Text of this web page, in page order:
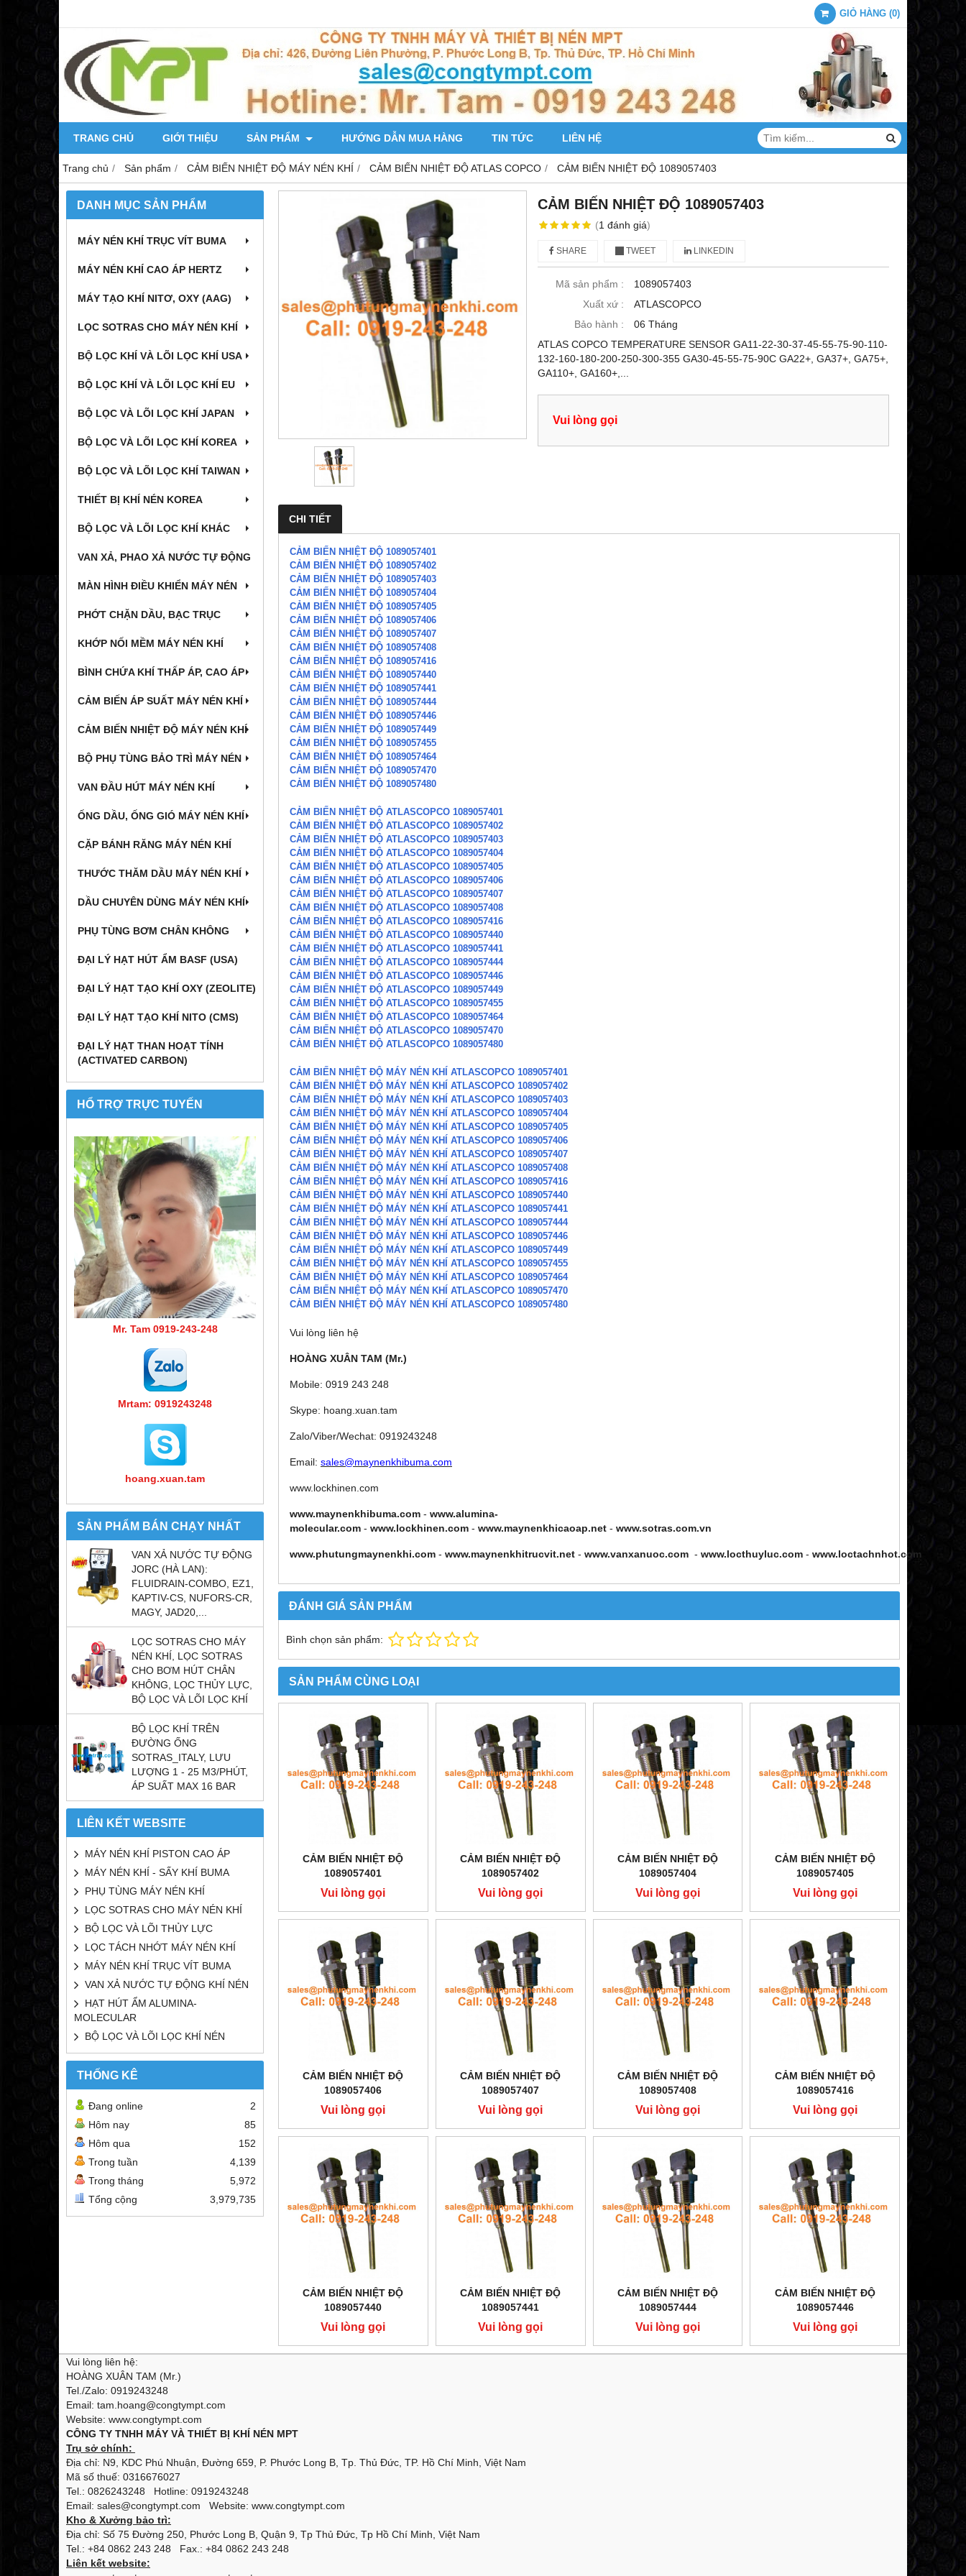
GIỎ HÀNG (0)
TRANG CHỦ GIỚI THIỆU SẢN PHẨM HƯỚNG DẪN MUA HÀNG TIN TỨC LIÊN HỆ
Trang chủ Sản phẩm CẢM BIẾN NHIỆT ĐỘ MÁY NÉN KHÍ CẢM BIẾN NHIỆT ĐỘ ATLAS COPCO CẢM BIẾN NHIỆT ĐỘ 1089057403
DANH MỤC SẢN PHẨM
MÁY NÉN KHÍ TRỤC VÍT BUMA
MÁY NÉN KHÍ CAO ÁP HERTZ
MÁY TẠO KHÍ NITƠ, OXY (AAG)
LỌC SOTRAS CHO MÁY NÉN KHÍ
BỘ LỌC KHÍ VÀ LÕI LỌC KHÍ USA
BỘ LỌC KHÍ VÀ LÕI LỌC KHÍ EU
BỘ LỌC VÀ LÕI LỌC KHÍ JAPAN
BỘ LỌC VÀ LÕI LỌC KHÍ KOREA
BỘ LỌC VÀ LÕI LỌC KHÍ TAIWAN
THIẾT BỊ KHÍ NÉN KOREA
BỘ LỌC VÀ LÕI LỌC KHÍ KHÁC
VAN XẢ, PHAO XẢ NƯỚC TỰ ĐỘNG
MÀN HÌNH ĐIỀU KHIỂN MÁY NÉN
PHỚT CHẶN DẦU, BẠC TRỤC
KHỚP NỐI MỀM MÁY NÉN KHÍ
BÌNH CHỨA KHÍ THẤP ÁP, CAO ÁP
CẢM BIẾN ÁP SUẤT MÁY NÉN KHÍ
CẢM BIẾN NHIỆT ĐỘ MÁY NÉN KHÍ
BỘ PHỤ TÙNG BẢO TRÌ MÁY NÉN
VAN ĐẦU HÚT MÁY NÉN KHÍ
ỐNG DẦU, ỐNG GIÓ MÁY NÉN KHÍ
CẶP BÁNH RĂNG MÁY NÉN KHÍ
THƯỚC THĂM DẦU MÁY NÉN KHÍ
DẦU CHUYÊN DÙNG MÁY NÉN KHÍ
PHỤ TÙNG BƠM CHÂN KHÔNG
ĐẠI LÝ HẠT HÚT ẨM BASF (USA)
ĐẠI LÝ HẠT TẠO KHÍ OXY (ZEOLITE)
ĐẠI LÝ HẠT TẠO KHÍ NITO (CMS)
ĐẠI LÝ HẠT THAN HOẠT TÍNH
(ACTIVATED CARBON)
HỔ TRỢ TRỰC TUYẾN
Mr. Tam 0919-243-248
Mrtam: 0919243248
hoang.xuan.tam
SẢN PHẨM BÁN CHẠY NHẤT
VAN XẢ NƯỚC TỰ ĐỘNG
JORC (HÀ LAN):
FLUIDRAIN-COMBO, EZ1,
KAPTIV-CS, NUFORS-CR,
MAGY, JAD20,...
LỌC SOTRAS CHO MÁY
NÉN KHÍ, LỌC SOTRAS
CHO BƠM HÚT CHÂN
KHÔNG, LỌC THỦY LỰC,
BỘ LỌC VÀ LÕI LỌC KHÍ
BỘ LỌC KHÍ TRÊN
ĐƯỜNG ỐNG
SOTRAS_ITALY, LƯU
LƯỢNG 1 - 25 M3/PHÚT,
ÁP SUẤT MAX 16 BAR
LIÊN KẾT WEBSITE
MÁY NÉN KHÍ PISTON CAO ÁP
MÁY NÉN KHÍ - SẤY KHÍ BUMA
PHỤ TÙNG MÁY NÉN KHÍ
LỌC SOTRAS CHO MÁY NÉN KHÍ
BỘ LỌC VÀ LÕI THỦY LỰC
LỌC TÁCH NHỚT MÁY NÉN KHÍ
MÁY NÉN KHÍ TRỤC VÍT BUMA
VAN XẢ NƯỚC TỰ ĐỘNG KHÍ NÉN
HẠT HÚT ẨM ALUMINA-
MOLECULAR
BỘ LỌC VÀ LÕI LỌC KHÍ NÉN
THỐNG KÊ
Đang online
2
Hôm nay
85
Hôm qua
152
Trong tuần
4,139
Trong tháng
5,972
Tổng cộng
3,979,735
CẢM BIẾN NHIỆT ĐỘ 1089057403
(1 đánh giá)
SHARE TWEET LINKEDIN
Mã sản phẩm :
1089057403
Xuất xứ :
ATLASCOPCO
Bảo hành :
06 Tháng
ATLAS COPCO TEMPERATURE SENSOR GA11-22-30-37-45-55-75-90-110-
132-160-180-200-250-300-355 GA30-45-55-75-90C GA22+, GA37+, GA75+,
GA110+, GA160+,...
Vui lòng gọi
CHI TIẾT
CẢM BIẾN NHIỆT ĐỘ 1089057401
CẢM BIẾN NHIỆT ĐỘ 1089057402
CẢM BIẾN NHIỆT ĐỘ 1089057403
CẢM BIẾN NHIỆT ĐỘ 1089057404
CẢM BIẾN NHIỆT ĐỘ 1089057405
CẢM BIẾN NHIỆT ĐỘ 1089057406
CẢM BIẾN NHIỆT ĐỘ 1089057407
CẢM BIẾN NHIỆT ĐỘ 1089057408
CẢM BIẾN NHIỆT ĐỘ 1089057416
CẢM BIẾN NHIỆT ĐỘ 1089057440
CẢM BIẾN NHIỆT ĐỘ 1089057441
CẢM BIẾN NHIỆT ĐỘ 1089057444
CẢM BIẾN NHIỆT ĐỘ 1089057446
CẢM BIẾN NHIỆT ĐỘ 1089057449
CẢM BIẾN NHIỆT ĐỘ 1089057455
CẢM BIẾN NHIỆT ĐỘ 1089057464
CẢM BIẾN NHIỆT ĐỘ 1089057470
CẢM BIẾN NHIỆT ĐỘ 1089057480
CẢM BIẾN NHIỆT ĐỘ ATLASCOPCO 1089057401
CẢM BIẾN NHIỆT ĐỘ ATLASCOPCO 1089057402
CẢM BIẾN NHIỆT ĐỘ ATLASCOPCO 1089057403
CẢM BIẾN NHIỆT ĐỘ ATLASCOPCO 1089057404
CẢM BIẾN NHIỆT ĐỘ ATLASCOPCO 1089057405
CẢM BIẾN NHIỆT ĐỘ ATLASCOPCO 1089057406
CẢM BIẾN NHIỆT ĐỘ ATLASCOPCO 1089057407
CẢM BIẾN NHIỆT ĐỘ ATLASCOPCO 1089057408
CẢM BIẾN NHIỆT ĐỘ ATLASCOPCO 1089057416
CẢM BIẾN NHIỆT ĐỘ ATLASCOPCO 1089057440
CẢM BIẾN NHIỆT ĐỘ ATLASCOPCO 1089057441
CẢM BIẾN NHIỆT ĐỘ ATLASCOPCO 1089057444
CẢM BIẾN NHIỆT ĐỘ ATLASCOPCO 1089057446
CẢM BIẾN NHIỆT ĐỘ ATLASCOPCO 1089057449
CẢM BIẾN NHIỆT ĐỘ ATLASCOPCO 1089057455
CẢM BIẾN NHIỆT ĐỘ ATLASCOPCO 1089057464
CẢM BIẾN NHIỆT ĐỘ ATLASCOPCO 1089057470
CẢM BIẾN NHIỆT ĐỘ ATLASCOPCO 1089057480
CẢM BIẾN NHIỆT ĐỘ MÁY NÉN KHÍ ATLASCOPCO 1089057401
CẢM BIẾN NHIỆT ĐỘ MÁY NÉN KHÍ ATLASCOPCO 1089057402
CẢM BIẾN NHIỆT ĐỘ MÁY NÉN KHÍ ATLASCOPCO 1089057403
CẢM BIẾN NHIỆT ĐỘ MÁY NÉN KHÍ ATLASCOPCO 1089057404
CẢM BIẾN NHIỆT ĐỘ MÁY NÉN KHÍ ATLASCOPCO 1089057405
CẢM BIẾN NHIỆT ĐỘ MÁY NÉN KHÍ ATLASCOPCO 1089057406
CẢM BIẾN NHIỆT ĐỘ MÁY NÉN KHÍ ATLASCOPCO 1089057407
CẢM BIẾN NHIỆT ĐỘ MÁY NÉN KHÍ ATLASCOPCO 1089057408
CẢM BIẾN NHIỆT ĐỘ MÁY NÉN KHÍ ATLASCOPCO 1089057416
CẢM BIẾN NHIỆT ĐỘ MÁY NÉN KHÍ ATLASCOPCO 1089057440
CẢM BIẾN NHIỆT ĐỘ MÁY NÉN KHÍ ATLASCOPCO 1089057441
CẢM BIẾN NHIỆT ĐỘ MÁY NÉN KHÍ ATLASCOPCO 1089057444
CẢM BIẾN NHIỆT ĐỘ MÁY NÉN KHÍ ATLASCOPCO 1089057446
CẢM BIẾN NHIỆT ĐỘ MÁY NÉN KHÍ ATLASCOPCO 1089057449
CẢM BIẾN NHIỆT ĐỘ MÁY NÉN KHÍ ATLASCOPCO 1089057455
CẢM BIẾN NHIỆT ĐỘ MÁY NÉN KHÍ ATLASCOPCO 1089057464
CẢM BIẾN NHIỆT ĐỘ MÁY NÉN KHÍ ATLASCOPCO 1089057470
CẢM BIẾN NHIỆT ĐỘ MÁY NÉN KHÍ ATLASCOPCO 1089057480
Vui lòng liên hệ
HOÀNG XUÂN TAM (Mr.)
Mobile: 0919 243 248
Skype: hoang.xuan.tam
Zalo/Viber/Wechat: 0919243248
Email: sales@maynenkhibuma.com
www.lockhinen.com
www.maynenkhibuma.com - www.alumina-
molecular.com - www.lockhinen.com - www.maynenkhicaoap.net - www.sotras.com.vn
www.phutungmaynenkhi.com - www.maynenkhitrucvit.net - www.vanxanuoc.com - www.locthuyluc.com - www.loctachnhot.com
ĐÁNH GIÁ SẢN PHẨM
Bình chọn sản phẩm:
SẢN PHẨM CÙNG LOẠI
CẢM BIẾN NHIỆT ĐỘ
1089057401
Vui lòng gọi
CẢM BIẾN NHIỆT ĐỘ
1089057402
Vui lòng gọi
CẢM BIẾN NHIỆT ĐỘ
1089057404
Vui lòng gọi
CẢM BIẾN NHIỆT ĐỘ
1089057405
Vui lòng gọi
CẢM BIẾN NHIỆT ĐỘ
1089057406
Vui lòng gọi
CẢM BIẾN NHIỆT ĐỘ
1089057407
Vui lòng gọi
CẢM BIẾN NHIỆT ĐỘ
1089057408
Vui lòng gọi
CẢM BIẾN NHIỆT ĐỘ
1089057416
Vui lòng gọi
CẢM BIẾN NHIỆT ĐỘ
1089057440
Vui lòng gọi
CẢM BIẾN NHIỆT ĐỘ
1089057441
Vui lòng gọi
CẢM BIẾN NHIỆT ĐỘ
1089057444
Vui lòng gọi
CẢM BIẾN NHIỆT ĐỘ
1089057446
Vui lòng gọi
Vui lòng liên hệ:
HOÀNG XUÂN TAM (Mr.)
Tel./Zalo: 0919243248
Email: tam.hoang@congtympt.com
Website: www.congtympt.com
CÔNG TY TNHH MÁY VÀ THIẾT BỊ KHÍ NÉN MPT
Trụ sở chính:
Địa chỉ: N9, KDC Phú Nhuận, Đường 659, P. Phước Long B, Tp. Thủ Đức, TP. Hồ Chí Minh, Việt Nam
Mã số thuế: 0316676027
Tel.: 0826243248 Hotline: 0919243248
Email: sales@congtympt.com Website: www.congtympt.com
Kho & Xưởng bảo trì:
Địa chỉ: Số 75 Đường 250, Phước Long B, Quận 9, Tp Thủ Đức, Tp Hồ Chí Minh, Việt Nam
Tel.: +84 0862 243 248 Fax.: +84 0862 243 248
Liên kết website: